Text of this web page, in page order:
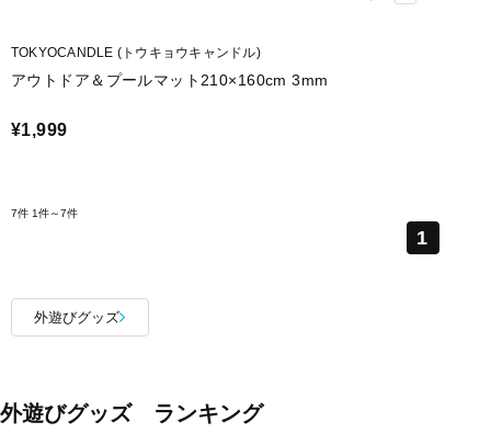
TOKYOCANDLE (トウキョウキャンドル)
アウトドア＆プールマット210×160cm 3mm
¥1,999
7件 1件～7件
1
外遊びグッズ
外遊びグッズ ランキング